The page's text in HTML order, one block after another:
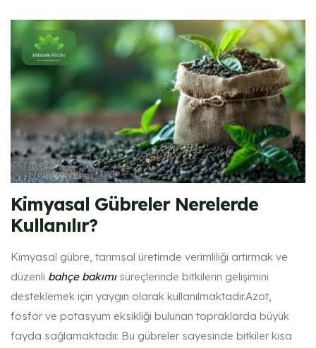
Kimyasal Gübreler Nerelerde
Kullanılır?
Kimyasal gübre, tarımsal üretimde verimliliği artırmak ve
düzenli bahçe bakımısüreçlerinde bitkilerin gelişimini
desteklemek için yaygın olarak kullanılmaktadır.Azot,
fosfor ve potasyum eksikliği bulunan topraklarda büyük
fayda sağlamaktadır. Bu gübreler sayesinde bitkiler kısa